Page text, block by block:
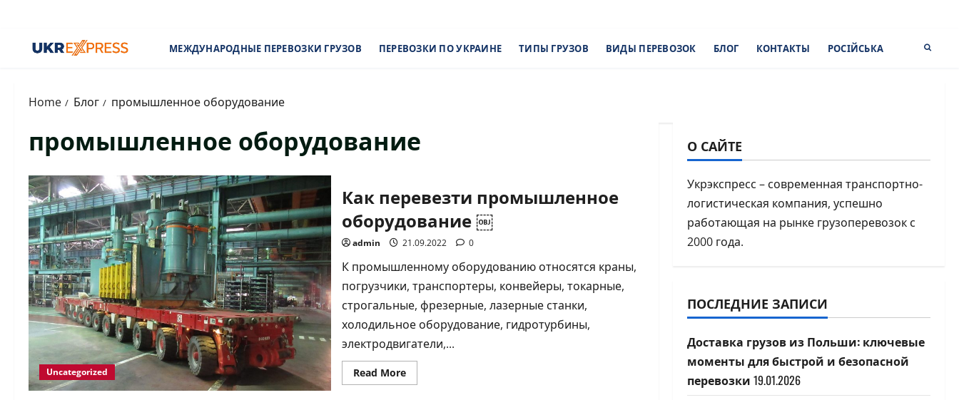
content
МЕЖДУНАРОДНЫЕ ПЕРЕВОЗКИ ГРУЗОВ ПЕРЕВОЗКИ ПО УКРАИНЕ ТИПЫ ГРУЗОВ ВИДЫ ПЕРЕВОЗОК БЛОГ КОНТАКТЫ РОСІЙСЬКА
Home Блог промышленное оборудование
промышленное оборудование
Uncategorized
Как перевезти промышленное
оборудование ￼
admin 21.09.2022 0
К промышленному оборудованию относятся краны,
погрузчики, транспортеры, конвейеры, токарные,
строгальные, фрезерные, лазерные станки,
холодильное оборудование, гидротурбины,
электродвигатели,...
Read MoreRead
more
О САЙТЕ
Укрэкспресс – современная транспортно-
логистическая компания, успешно
работающая на рынке грузоперевозок с
2000 года.
ПОСЛЕДНИЕ ЗАПИСИ
Доставка грузов из Польши: ключевые
моменты для быстрой и безопасной
перевозки 19.01.2026